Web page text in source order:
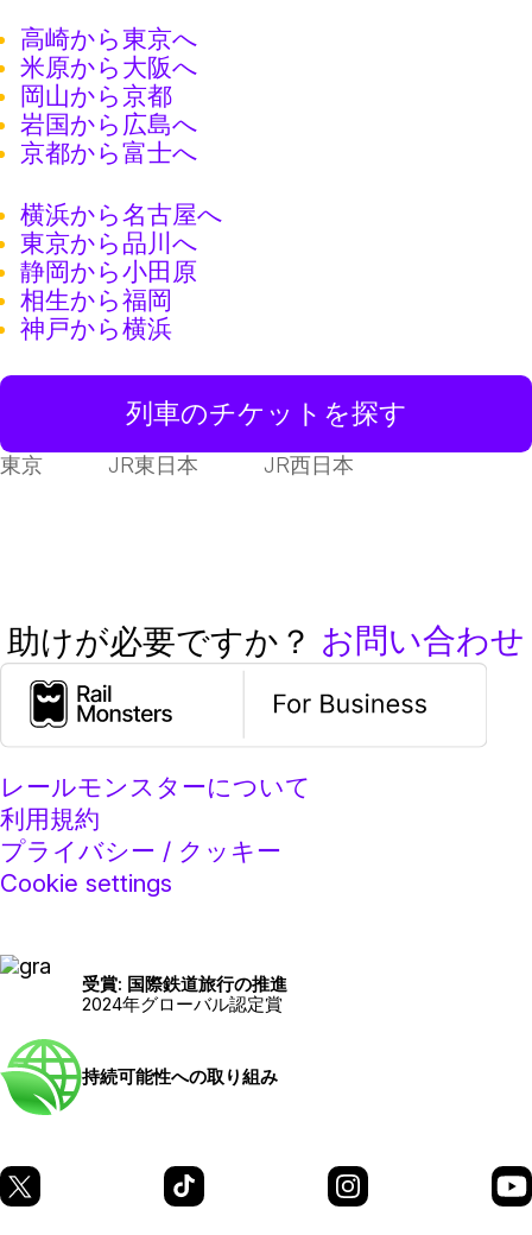
高崎から東京へ
米原から大阪へ
岡山から京都
岩国から広島へ
京都から富士へ
横浜から名古屋へ
東京から品川へ
静岡から小田原
相生から福岡
神戸から横浜
列車のチケットを探す
東京 JR東日本 JR西日本
助けが必要ですか？ お問い合わせ
レールモンスターについて
利用規約
プライバシー / クッキー
Cookie settings
受賞: 国際鉄道旅行の推進
2024年グローバル認定賞
持続可能性への取り組み